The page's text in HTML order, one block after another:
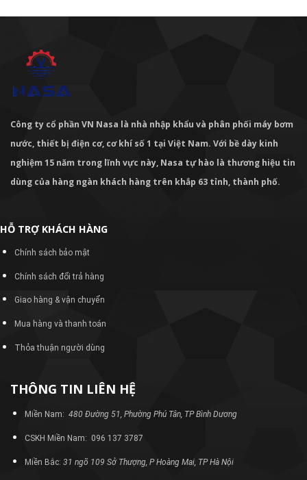
Công ty cổ phần VN Nasa là nhà nhập khẩu và phân phối máy bơm
nước, thiết bị điện cơ, cơ khí số 1 tại Việt Nam. Với bề dày kinh
nghiệm 15 năm trong lĩnh vực này, Nasa tự hào là thương hiệu tin
dùng của hàng ngàn khách hàng trên khắp 63 tỉnh, thành phố.
HỖ TRỢ KHÁCH HÀNG
Chính sách bảo mật
Chính sách đổi trả hàng
Giao hàng & vận chuyển
Mua hàng và thanh toán
Thỏa thuận người dùng
THÔNG TIN LIÊN HỆ
Miền Nam: 480 Đường 51, Phường Phú Tân, TP Bình Dương
CSKH Miền Nam: 096 137 3787
Miền Bắc: 31 ngõ 109 Sở Thượng, P Hoàng Mai, TP Hà Nội